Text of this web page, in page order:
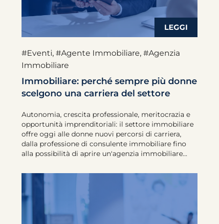
#Eventi, #Agente Immobiliare, #Agenzia
Immobiliare
Immobiliare: perché sempre più donne
scelgono una carriera del settore
Autonomia, crescita professionale, meritocrazia e
opportunità imprenditoriali: il settore immobiliare
offre oggi alle donne nuovi percorsi di carriera,
dalla professione di consulente immobiliare fino
alla possibilità di aprire un'agenzia immobiliare...